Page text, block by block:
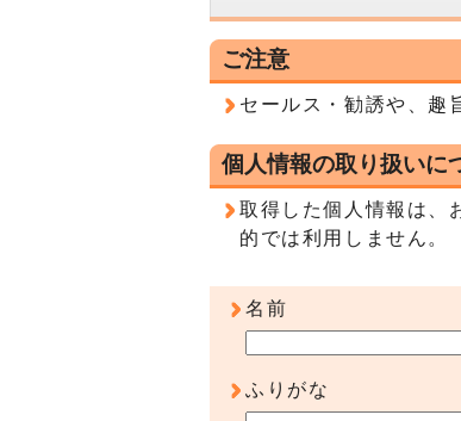
ご注意
セールス・勧誘や、趣
個人情報の取り扱いに
取得した個人情報は、
的では利用しません。
名前
ふりがな